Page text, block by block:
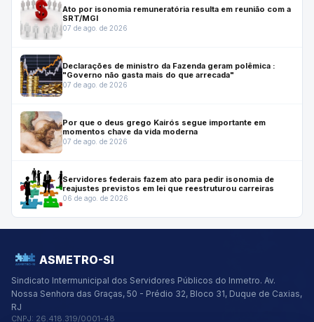
Ato por isonomia remuneratória resulta em reunião com a
SRT/MGI
07 de ago. de 2026
Declarações de ministro da Fazenda geram polêmica :
"Governo não gasta mais do que arrecada"
07 de ago. de 2026
Por que o deus grego Kairós segue importante em
momentos chave da vida moderna
07 de ago. de 2026
Servidores federais fazem ato para pedir isonomia de
reajustes previstos em lei que reestruturou carreiras
06 de ago. de 2026
ASMETRO-SI
Sindicato Intermunicipal dos Servidores Públicos do Inmetro. Av.
Nossa Senhora das Graças, 50 - Prédio 32, Bloco 31, Duque de Caxias,
RJ
CNPJ: 26.418.319/0001-48